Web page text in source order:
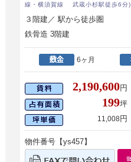
線・横須賀線 武蔵小杉駅徒歩6分)
３階建／ 駅から徒歩圏
鉄骨造 3階建
6ヶ月
2,190,600円
199坪
11,008円
物件番号【ys457】